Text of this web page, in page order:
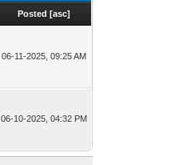
Posted [asc]
06-11-2025, 09:25 AM
06-10-2025, 04:32 PM